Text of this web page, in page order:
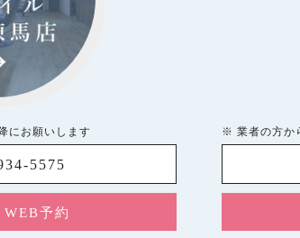
にお願いします
5575
予約
※ 業者の方か